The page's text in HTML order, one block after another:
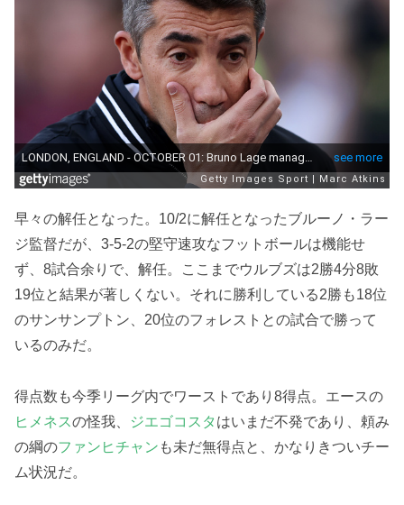
早々の解任となった。10/2に解任となったブルーノ・ラー
ジ監督だが、3-5-2の堅守速攻なフットボールは機能せ
ず、8試合余りで、解任。ここまでウルブズは2勝4分8敗
19位と結果が著しくない。それに勝利している2勝も18位
のサンサンプトン、20位のフォレストとの試合で勝って
いるのみだ。
得点数も今季リーグ内でワーストであり8得点。エースの
ヒメネスの怪我、 ジエゴコスタ はいまだ不発であり、頼み
の綱のファンヒチャン も未だ無得点と、かなりきついチー
ム状況だ。